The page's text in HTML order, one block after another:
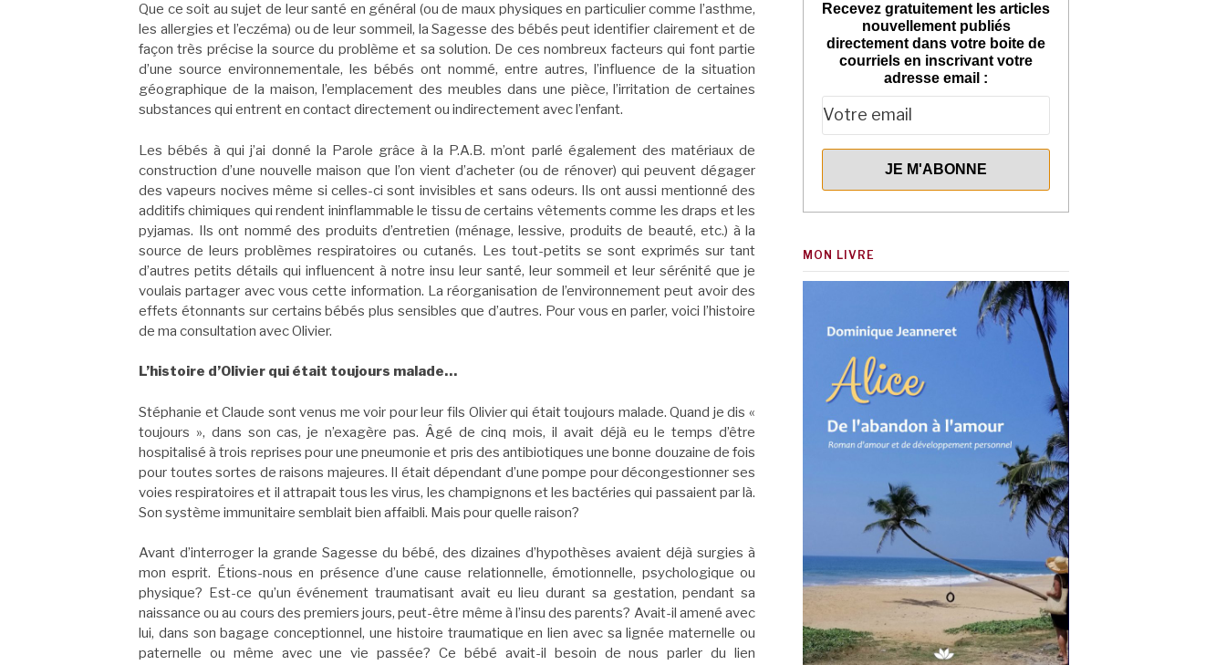
Que ce soit au sujet de leur santé en général (ou de maux physiques en particulier comme l’asthme,
les allergies et l’eczéma) ou de leur sommeil, la Sagesse des bébés peut identifier clairement et de
façon très précise la source du problème et sa solution. De ces nombreux facteurs qui font partie
d’une source environnementale, les bébés ont nommé, entre autres, l’influence de la situation
géographique de la maison, l’emplacement des meubles dans une pièce, l’irritation de certaines
substances qui entrent en contact directement ou indirectement avec l’enfant.
Les bébés à qui j’ai donné la Parole grâce à la P.A.B. m’ont parlé également des matériaux de
construction d’une nouvelle maison que l’on vient d’acheter (ou de rénover) qui peuvent dégager
des vapeurs nocives même si celles-ci sont invisibles et sans odeurs. Ils ont aussi mentionné des
additifs chimiques qui rendent ininflammable le tissu de certains vêtements comme les draps et les
pyjamas. Ils ont nommé des produits d’entretien (ménage, lessive, produits de beauté, etc.) à la
source de leurs problèmes respiratoires ou cutanés. Les tout-petits se sont exprimés sur tant
d’autres petits détails qui influencent à notre insu leur santé, leur sommeil et leur sérénité que je
voulais partager avec vous cette information. La réorganisation de l’environnement peut avoir des
effets étonnants sur certains bébés plus sensibles que d’autres. Pour vous en parler, voici l’histoire
de ma consultation avec Olivier.
L’histoire d’Olivier qui était toujours malade…
Stéphanie et Claude sont venus me voir pour leur fils Olivier qui était toujours malade. Quand je dis «
toujours », dans son cas, je n’exagère pas. Âgé de cinq mois, il avait déjà eu le temps d’être
hospitalisé à trois reprises pour une pneumonie et pris des antibiotiques une bonne douzaine de fois
pour toutes sortes de raisons majeures. Il était dépendant d’une pompe pour décongestionner ses
voies respiratoires et il attrapait tous les virus, les champignons et les bactéries qui passaient par là.
Son système immunitaire semblait bien affaibli. Mais pour quelle raison?
Avant d’interroger la grande Sagesse du bébé, des dizaines d’hypothèses avaient déjà surgies à
mon esprit. Étions-nous en présence d’une cause relationnelle, émotionnelle, psychologique ou
physique? Est-ce qu’un événement traumatisant avait eu lieu durant sa gestation, pendant sa
naissance ou au cours des premiers jours, peut-être même à l’insu des parents? Avait-il amené avec
lui, dans son bagage conceptionnel, une histoire traumatique en lien avec sa lignée maternelle ou
paternelle ou même avec une vie passée? Ce bébé avait-il besoin de nous parler du lien
Recevez gratuitement les articles
nouvellement publiés
directement dans votre boite de
courriels en inscrivant votre
adresse email :
MON LIVRE